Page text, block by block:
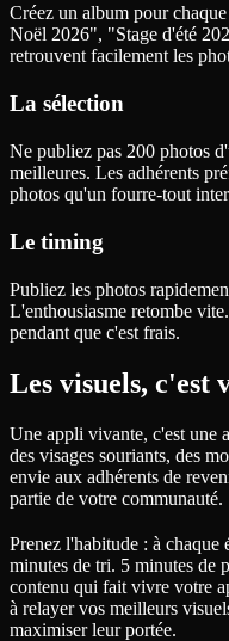
Créez un album pour
Noël 2026", "Stage d'été
retrouvent facilement les
La sélection
Ne publiez pas 200 photos
meilleures. Les adhérents
photos qu'un fourre-tout
Le timing
Publiez les photos
L'enthousiasme retombe
pendant que c'est frais.
Les visuels,
Une appli vivante, c'est une
des visages souriants, des
envie aux adhérents de
partie de votre communauté.
Prenez l'habitude : à chaque
minutes de tri. 5 minutes de
contenu qui fait vivre votre
à relayer vos meilleurs
maximiser leur portée.